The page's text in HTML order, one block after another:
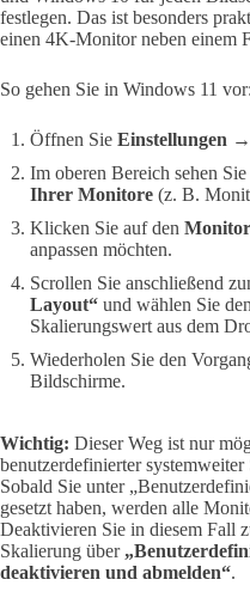
festlegen. Das ist besonders
einen 4K-Monitor neben einem
So gehen Sie in Windows 11 vor:
Öffnen Sie Einstellungen
Im oberen Bereich sehen Sie
Ihrer Monitore (z. B.
Klicken Sie auf den Monitor
anpassen möchten.
Scrollen Sie anschließend
Layout“ und wählen Sie
Skalierungswert aus dem
Wiederholen Sie den
Bildschirme.
Wichtig: Dieser Weg ist nur
benutzerdefinierter
Sobald Sie unter
gesetzt haben, werden alle
Deaktivieren Sie in diesem Fall
Skalierung über
deaktivieren und abmelden“.